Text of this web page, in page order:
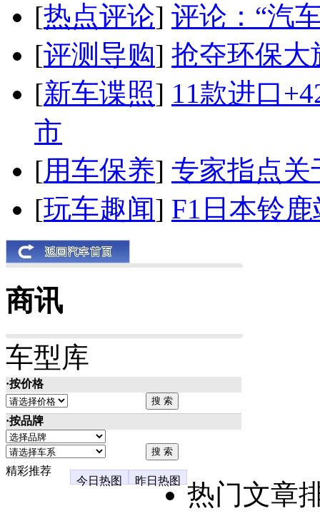
[热点评论] 评论：“汽
[评测导购] 抢夺环保大
[新车谍照] 11款进口
市
[用车保养] 专家指点关
[玩车趣闻] F1日本铃
商讯
车型库
·按价格
·按品牌
精彩推荐
今日热图
昨日热图
热门文章